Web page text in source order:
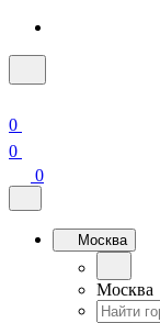
0
0
0
Москва
Москва